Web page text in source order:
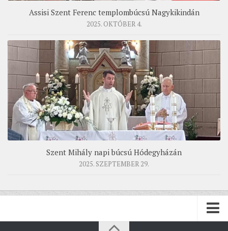
Assisi Szent Ferenc templombúcsú Nagykikindán
2025. OKTÓBER 4.
Szent Mihály napi búcsú Hódegyházán
2025. SZEPTEMBER 29.